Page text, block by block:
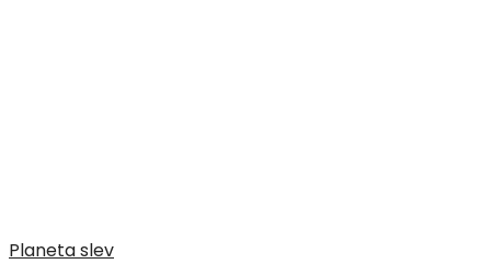
Planeta slev